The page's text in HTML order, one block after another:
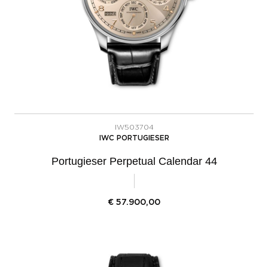
IW503704
IWC PORTUGIESER
Portugieser Perpetual Calendar 44
€ 57.900,00